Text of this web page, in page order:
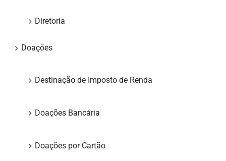
Diretoria
Doações
Destinação de Imposto de Renda
Doações Bancária
Doações por Cartão